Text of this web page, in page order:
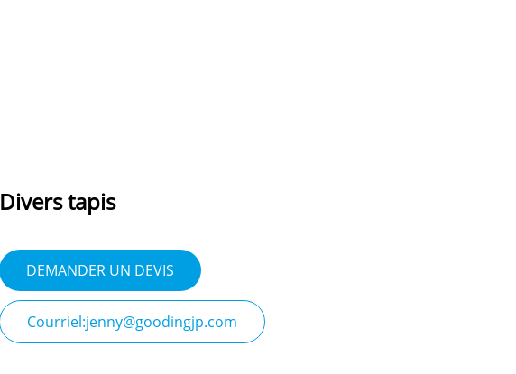
Divers tapis
DEMANDER UN DEVIS
Courriel:jenny@goodingjp.com